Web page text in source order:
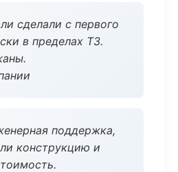
сделали с первого
в пределах ТЗ.
поддержка,
конструкцию и